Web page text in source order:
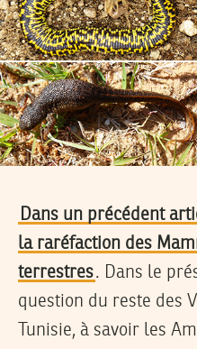
Dans un précédent
la raréfaction des
terrestres. Dans le
question du reste des
Tunisie, à savoir les